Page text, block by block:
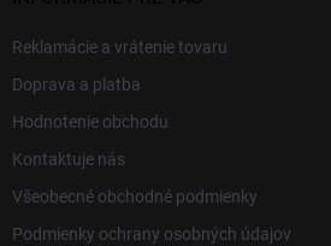
Reklamácie a vrátenie tovaru
Doprava a platba
Hodnotenie obchodu
Kontaktuje nás
Všeobecné obchodné podmienky
Podmienky ochrany osobných údajov